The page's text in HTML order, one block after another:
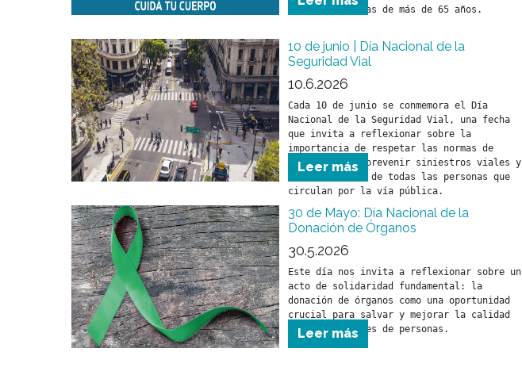
10 de junio | Día Nacional de la
Seguridad Vial
10.6.2026
Cada 10 de junio se conmemora el Día
Nacional de la Seguridad Vial, una fecha
que invita a reflexionar sobre la
importancia de respetar las normas de
tránsito para prevenir siniestros viales y
cuidar la vida de todas las personas que
circulan por la vía pública.
Leer más
30 de Mayo: Día Nacional de la
Donación de Órganos
30.5.2026
Este día nos invita a reflexionar sobre un
acto de solidaridad fundamental: la
donación de órganos como una oportunidad
crucial para salvar y mejorar la calidad
de vida de miles de personas.
Leer más